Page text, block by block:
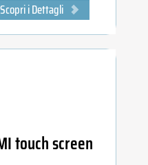
Scopri i Dettagli
touch screen